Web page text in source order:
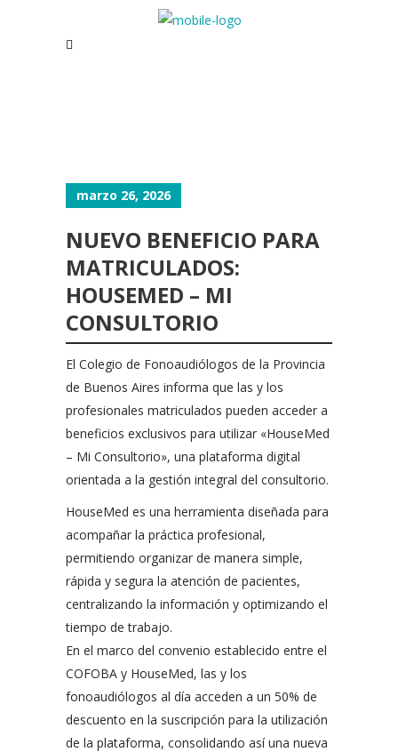
marzo 26, 2026
NUEVO BENEFICIO PARA
MATRICULADOS:
HOUSEMED – MI
CONSULTORIO
El Colegio de Fonoaudiólogos de la Provincia
de Buenos Aires informa que las y los
profesionales matriculados pueden acceder a
beneficios exclusivos para utilizar «HouseMed
– Mi Consultorio», una plataforma digital
orientada a la gestión integral del consultorio.
HouseMed es una herramienta diseñada para
acompañar la práctica profesional,
permitiendo organizar de manera simple,
rápida y segura la atención de pacientes,
centralizando la información y optimizando el
tiempo de trabajo.
En el marco del convenio establecido entre el
COFOBA y HouseMed, las y los
fonoaudiólogos al día acceden a un 50% de
descuento en la suscripción para la utilización
de la plataforma, consolidando así una nueva